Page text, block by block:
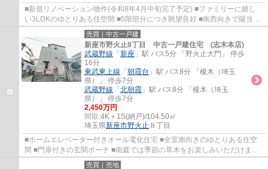
■新規リノベーション物件(令和8年4月中旬完了予定) ■ファミリーに嬉し
い3LDKのゆとりある住空間 ■5階部分につき眺望良好 ■南西向きで陽当た
り、通風良好 ■3面バルコニーで開放感良好
売買｜中古一戸建
新座市野火止8丁目 中古一戸建住宅 (志木本店)
武蔵野線 「 新座 」駅 バス5分 「野火止大門」 停歩
16分
東武東上線 「 朝霞台 」駅 バス8分 「榎木（埼玉
県）」 停歩7分
武蔵野線 「 北朝霞 」駅 バス8分 「榎木（埼玉
県）」 停歩7分
2,450万円
間取:4K＋1S(納戸)/104.50㎡
埼玉県新座市野火止 ８丁目
■ホームエレベーター付きオール電化住宅 ■全室南向きのゆとりある住空
間 ■門扉付きの玄関ポーチ ■南庭では季節の草木をお楽しみいただけます
■永く暮らしやすい閑静な住宅地 ■カースペ...
売買｜売地